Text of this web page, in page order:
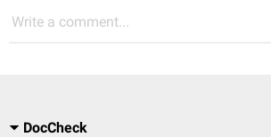
Write a comment...
DocCheck